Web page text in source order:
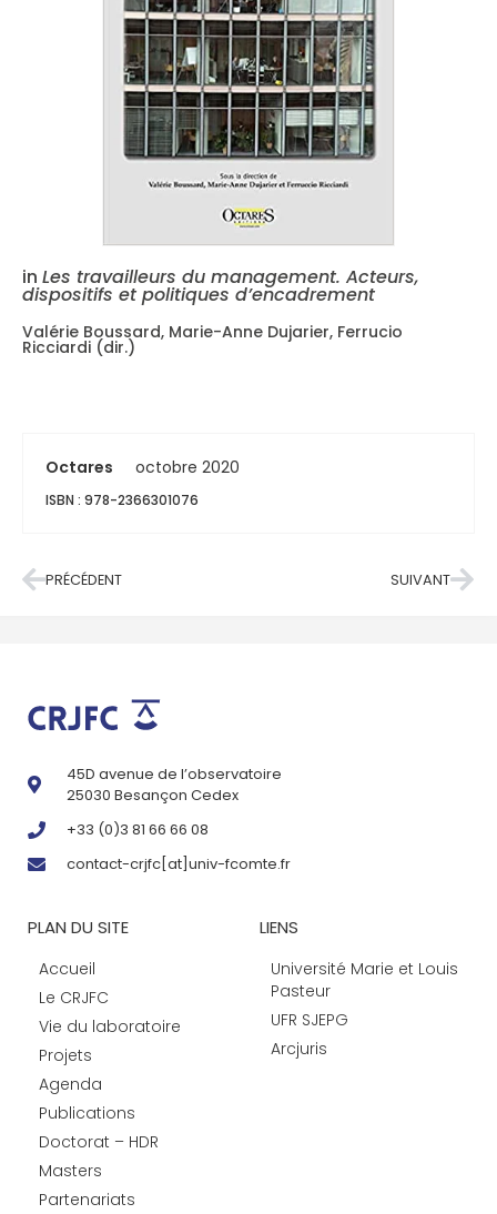
in Les travailleurs du management. Acteurs,
dispositifs et politiques d’encadrement
Valérie Boussard, Marie-Anne Dujarier, Ferrucio
Ricciardi (dir.)
Octares octobre 2020
ISBN : 978-2366301076
PRÉCÉDENT SUIVANT
45D avenue de l’observatoire
25030 Besançon Cedex
+33 (0)3 81 66 66 08
contact-crjfc[at]univ-fcomte.fr
PLAN DU SITE
Accueil
Le CRJFC
Vie du laboratoire
Projets
Agenda
Publications
Doctorat – HDR
Masters
Partenariats
LIENS
Université Marie et Louis
Pasteur
UFR SJEPG
Arcjuris